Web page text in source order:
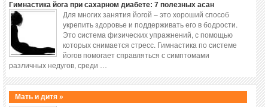
Гимнастика йога при сахарном диабете: 7 полезных асан
Для многих занятия йогой – это хороший способ
укрепить здоровье и поддерживать его в бодрости.
Это система физических упражнений, с помощью
которых снимается стресс. Гимнастика по системе
йогов помогает справляться с симптомами
различных недугов, среди …
Мать и дитя »